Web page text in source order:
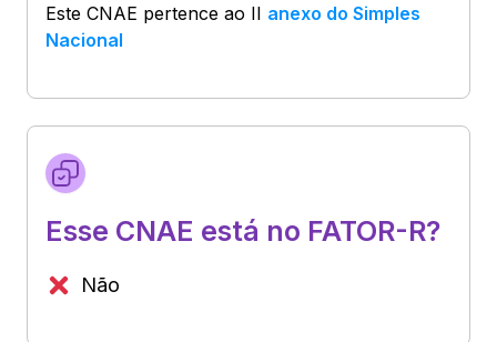
Este CNAE pertence ao II anexo do Simples
Nacional
Esse CNAE está no FATOR-R?
Não